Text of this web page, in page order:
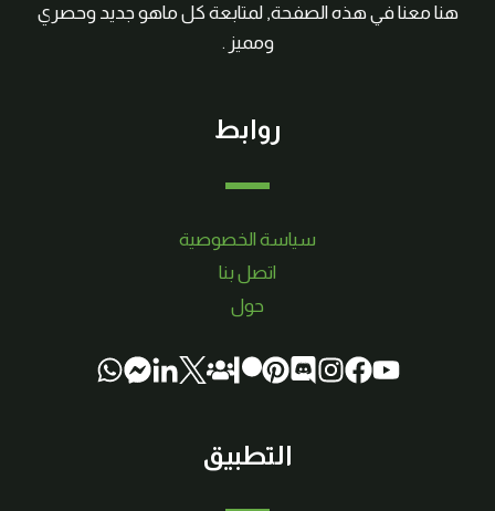
هنا معنا في هذه الصفحة, لمتابعة كل ماهو جديد وحصري
ومميز .
روابط
سياسة الخصوصية
اتصل بنا
حول
التطبيق